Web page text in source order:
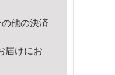
他の決済
届けにお